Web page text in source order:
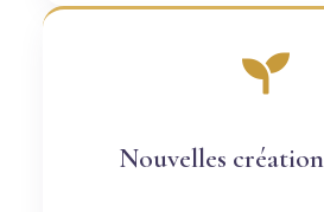
Nouvelles